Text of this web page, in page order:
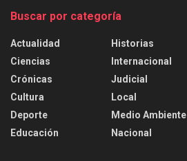
Buscar por categoría
Actualidad
Ciencias
Crónicas
Cultura
Deporte
Educación
Historias
Internacional
Judicial
Local
Medio Ambiente
Nacional